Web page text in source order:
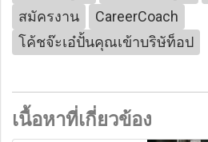
สมัครงาน
CareerCoach
โค้ชจ๊ะเอ๋ปั้นคุณเข้าบริษัท็อป
เนื้อหาที่เกี่ยวข้อง